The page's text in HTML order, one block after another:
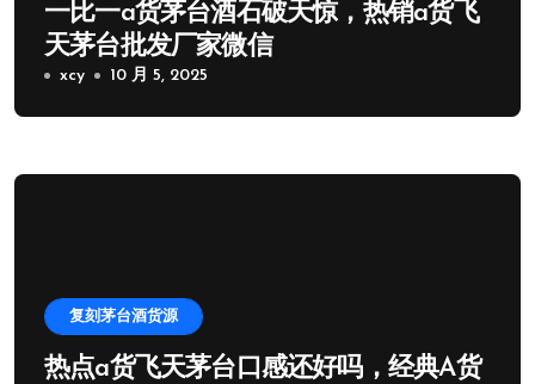
一比一a货茅台酒石破天惊，热销a货飞
天茅台批发厂家微信
xcy 10 月 5, 2025
复刻茅台酒货源
热点a货飞天茅台口感还好吗，经典A货